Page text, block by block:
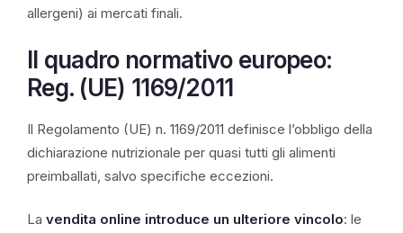
allergeni) ai mercati finali.
Il quadro normativo europeo:
Reg. (UE) 1169/2011
Il Regolamento (UE) n. 1169/2011 definisce l’obbligo della
dichiarazione nutrizionale per quasi tutti gli alimenti
preimballati, salvo specifiche eccezioni.
La vendita online introduce un ulteriore vincolo: le